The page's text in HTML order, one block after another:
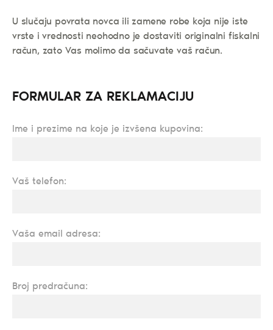
U slučaju povrata novca ili zamene robe koja nije iste
vrste i vrednosti neohodno je dostaviti originalni fiskalni
račun, zato Vas molimo da sačuvate vaš račun.
FORMULAR ZA REKLAMACIJU
Ime i prezime na koje je izvšena kupovina:
Vaš telefon:
Vaša email adresa:
Broj predračuna: